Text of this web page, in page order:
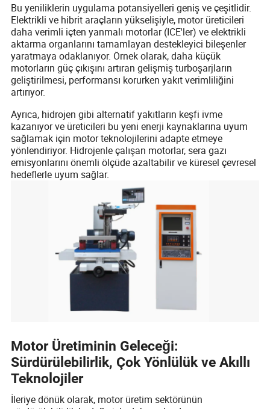
Bu yeniliklerin uygulama potansiyelleri geniş ve çeşitlidir.
Elektrikli ve hibrit araçların yükselişiyle, motor üreticileri
daha verimli içten yanmalı motorlar (ICE'ler) ve elektrikli
aktarma organlarını tamamlayan destekleyici bileşenler
yaratmaya odaklanıyor. Örnek olarak, daha küçük
motorların güç çıkışını artıran gelişmiş turboşarjların
geliştirilmesi, performansı korurken yakıt verimliliğini
artırıyor.
Ayrıca, hidrojen gibi alternatif yakıtların keşfi ivme
kazanıyor ve üreticileri bu yeni enerji kaynaklarına uyum
sağlamak için motor teknolojilerini adapte etmeye
yönlendiriyor. Hidrojenle çalışan motorlar, sera gazı
emisyonlarını önemli ölçüde azaltabilir ve küresel çevresel
hedeflerle uyum sağlar.
Motor Üretiminin Geleceği:
Sürdürülebilirlik, Çok Yönlülük ve Akıllı
Teknolojiler
İleriye dönük olarak, motor üretim sektörünün